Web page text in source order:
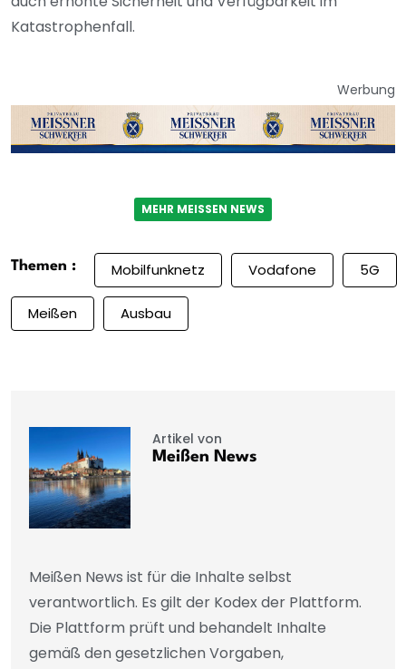
Katastrophenfall.
Werbung
MEHR MEISSEN NEWS
Themen : Mobilfunknetz Vodafone 5G
Meißen Ausbau
Artikel von
Meißen News
Meißen News ist für die Inhalte selbst
verantwortlich. Es gilt der Kodex der Plattform.
Die Plattform prüft und behandelt Inhalte
gemäß den gesetzlichen Vorgaben,